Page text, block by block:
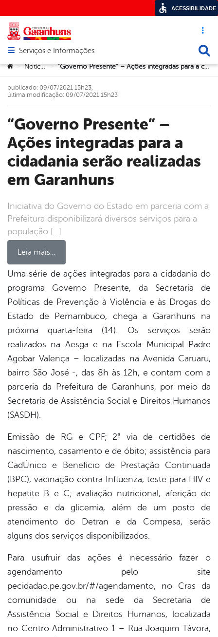
Acesso
Abrir menu principal de navegação
Serviços e Informações
Você está aqui:
> Notícias > “Governo Presente” – Ações integradas para a cidadania serão realizadas em Garanhuns
“Governo Presente” –
Ações integradas para a
cidadania serão realizadas
em Garanhuns
Prefeitura disponibilizará diversos serviços para a
população […]
Leia mais…
publicado: 09/07/2021 15h23,
última modificação: 09/07/2021 15h23
Uma série de ações integradas para a cidadania do
programa Governo Presente, da Secretaria de
Políticas de Prevenção à Violência e às Drogas do
Estado de Pernambuco, chega a Garanhuns na
próxima quarta-feira (14). Os serviços serão
realizados na Aesga e na Escola Municipal Padre
Agobar Valença – localizadas na Avenida Caruaru,
bairro São José -, das 8h às 12h, e contam com a
parceria da Prefeitura de Garanhuns, por meio da
Secretaria de Assistência Social e Direitos Humanos
(SASDH).
Emissão de RG e CPF; 2ª via de certidões de
nascimento, casamento e de óbito; assistência para
CadÚnico e Benefício de Prestação Continuada
(BPC), vacinação contra Influenza, teste para HIV e
hepatite B e C; avaliação nutricional, aferição de
pressão e da glicemia, além de um posto de
atendimento do Detran e da Compesa, serão
alguns dos serviços disponibilizados.
Para usufruir das ações é necessário fazer o
agendamento pelo site
pecidadao.pe.gov.br/#/agendamento, no Cras da
comunidade ou na sede da Secretaria de
Assistência Social e Direitos Humanos, localizada
no Centro Administrativo 1 – Rua Joaquim Távora,
ACESSIBILIDADE